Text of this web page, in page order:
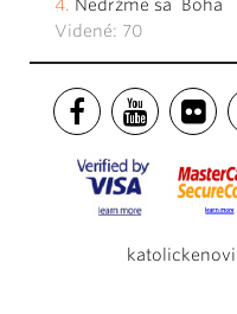
Nedržme sa Boha
Videné: 70